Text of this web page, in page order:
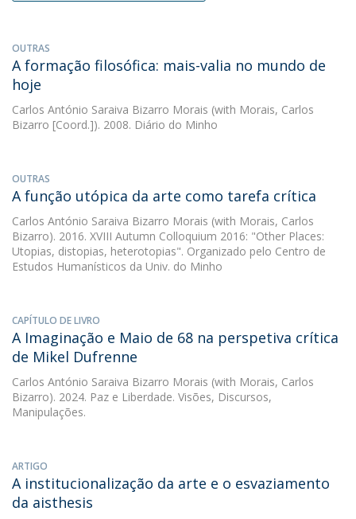
OUTRAS
A formação filosófica: mais-valia no mundo de
hoje
Carlos António Saraiva Bizarro Morais (with Morais, Carlos
Bizarro [Coord.]). 2008. Diário do Minho
OUTRAS
A função utópica da arte como tarefa crítica
Carlos António Saraiva Bizarro Morais (with Morais, Carlos
Bizarro). 2016. XVIII Autumn Colloquium 2016: "Other Places:
Utopias, distopias, heterotopias". Organizado pelo Centro de
Estudos Humanísticos da Univ. do Minho
CAPÍTULO DE LIVRO
A Imaginação e Maio de 68 na perspetiva crítica
de Mikel Dufrenne
Carlos António Saraiva Bizarro Morais (with Morais, Carlos
Bizarro). 2024. Paz e Liberdade. Visões, Discursos,
Manipulações.
ARTIGO
A institucionalização da arte e o esvaziamento
da aisthesis